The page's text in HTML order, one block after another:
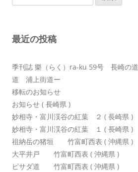
ョ
索:
最近の投稿
季刊誌 樂（らく）ra-ku 59号 長崎の
道 浦上街道ー
移転のお知らせ
お知らせ ( 長崎県 )
妙相寺・富川渓谷の紅葉 ２ ( 長崎県 )
妙相寺・富川渓谷の紅葉 １ ( 長崎県 )
祖納岳の猪垣 竹富町西表 ( 沖縄県 )
大平井戸 竹富町西表 ( 沖縄県 )
ピサダ道 竹富町西表 ( 沖縄県 )